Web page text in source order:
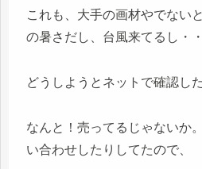
これも、大手の画材やでない
の暑さだし、台風来てるし・
どうしようとネットで確認した
なんと！売ってるじゃないか
い合わせしたりしてたので、